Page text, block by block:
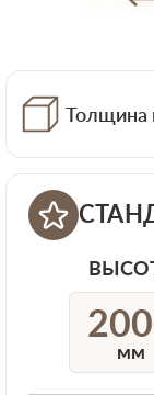
Толщина
мм